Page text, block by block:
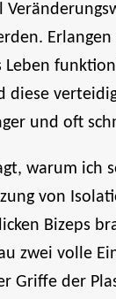
diese
und oft
warum ich
von
Bizeps
zwei volle
Griffe der